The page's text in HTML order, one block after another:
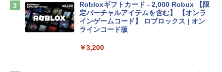
Apple 2026 MacBook Air M5チップ搭載
igence、13.6インチLiquid Retinaディ
Robloxギフトカード - 2,000 Robux 【限
定バーチャルアイテムを含む】 【オンラ
インゲームコード】 ロブロックス | オン
ラインコード版
￥3,200